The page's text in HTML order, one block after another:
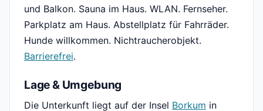
und Balkon. Sauna im Haus. WLAN. Fernseher.
Parkplatz am Haus. Abstellplatz für Fahrräder.
Hunde willkommen. Nichtraucherobjekt.
Barrierefrei.
Lage & Umgebung
Die Unterkunft liegt auf der Insel Borkum in